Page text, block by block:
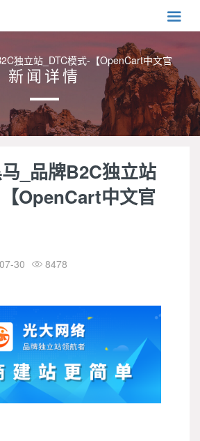

新闻详情
独立站_DTC模式-【OpenCart中文官
_品牌B2C独立站
【OpenCart中文官
30  8478